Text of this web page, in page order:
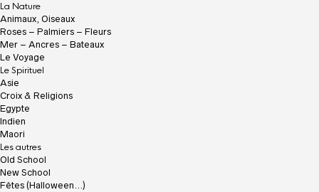
La Nature
Animaux, Oiseaux
Roses – Palmiers – Fleurs
Mer – Ancres – Bateaux
Le Voyage
Le Spirituel
Asie
Croix & Religions
Egypte
Indien
Maori
Les autres
Old School
New School
Fêtes (Halloween…)